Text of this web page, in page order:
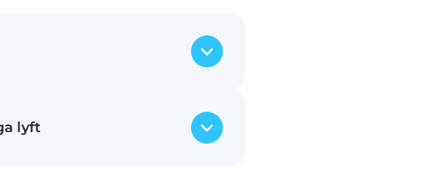
och säkra flyttfordon
dina möbler och tillhörigheter
lyft